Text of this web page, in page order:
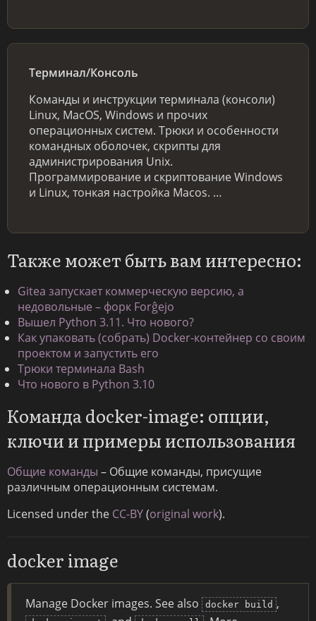
Терминал/Консоль
Команды и инструкции терминала (консоли)
Linux, MacOS, Windows и прочих
операционных систем. Трюки и особенности
командных оболочек, скрипты для
администрирования Unix.
Программирование и скриптование Windows
и Linux, тонкая настройка Macos. …
Также может быть вам интересно:
Gitea запускает коммерческую версию, а
недовольные – форк Forĝejo
Вышел Python 3.11. Что нового?
Как упаковать (собрать) Docker-контейнер со своим
проектом и запустить его
Трюки терминала Bash
Что нового в Python 3.10
Команда docker-image: опции,
ключи и примеры использования
Общие команды – Общие команды, присущие
различным операционным системам.
Licensed under the CC-BY(original work).
docker image
Manage Docker images. See also docker build ,